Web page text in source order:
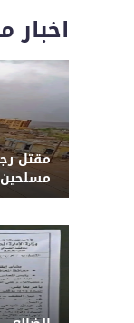
مقتل
شبوة